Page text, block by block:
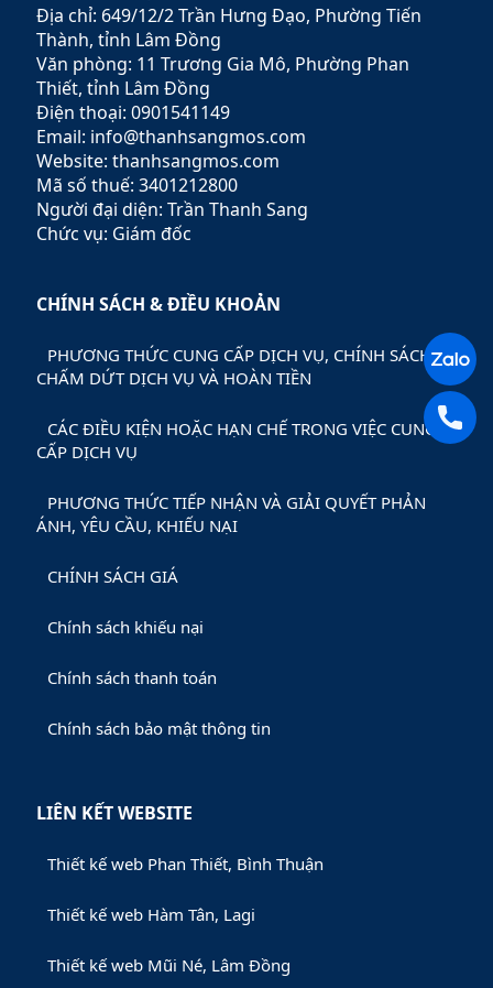
mà còn mang đến các dịch
vụ tư vấn chuyên nghiệp,
giúp khách hàng tối ưu hóa
lợi nhuận và giảm thiểu rủi
ro.
Địa chỉ: 649/12/2 Trần Hưng Đạo, Phường Tiến
Thành, tỉnh Lâm Đồng
Văn phòng: 11 Trương Gia Mô, Phường Phan
Thiết, tỉnh Lâm Đồng
Điện thoại: 0901541149
Email: info@thanhsangmos.com
Website: thanhsangmos.com
Mã số thuế: 3401212800
Người đại diện: Trần Thanh Sang
Chức vụ: Giám đốc
CHÍNH SÁCH & ĐIỀU KHOẢN
PHƯƠNG THỨC CUNG CẤP DỊCH VỤ, CHÍNH SÁCH
CHẤM DỨT DỊCH VỤ VÀ HOÀN TIỀN
CÁC ĐIỀU KIỆN HOẶC HẠN CHẾ TRONG VIỆC CUNG
CẤP DỊCH VỤ
PHƯƠNG THỨC TIẾP NHẬN VÀ GIẢI QUYẾT PHẢN
ÁNH, YÊU CẦU, KHIẾU NẠI
CHÍNH SÁCH GIÁ
Chính sách khiếu nại
Chính sách thanh toán
Chính sách bảo mật thông tin
LIÊN KẾT WEBSITE
Thiết kế web Phan Thiết, Bình Thuận
Thiết kế web Hàm Tân, Lagi
Thiết kế web Mũi Né, Lâm Đồng